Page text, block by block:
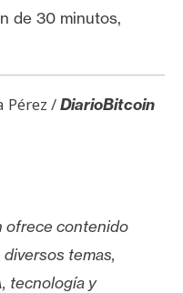
de 30 minutos,
Pérez /DiarioBitcoin
ofrece contenido
temas,
tecnología y